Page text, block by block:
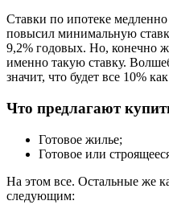
Ставки по ипотеке
повысил минимальную
9,2% годовых. Но, конечно
именно такую ставку.
значит, что будет все 10%
Что предлагают
Готовое жилье;
Готовое или
На этом все. Остальные же
следующим: